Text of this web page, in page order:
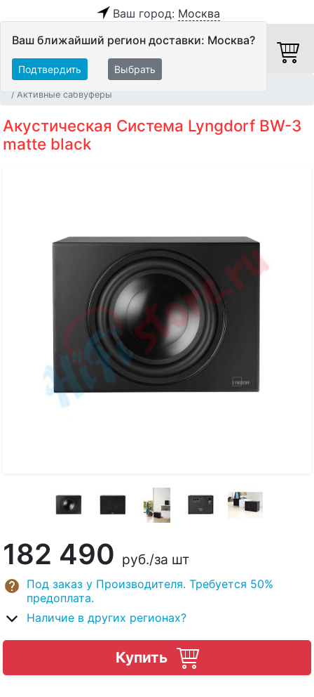
Ваш город: Москва
Ваш ближайший регион доставки: Москва?
Подтвердить Выбрать
Активные сабвуферы
Акустическая Система Lyngdorf BW-3
matte black
182 490 руб./за шт
Под заказ у Производителя. Требуется 50%
предоплата.
Наличие в других регионах?
Купить